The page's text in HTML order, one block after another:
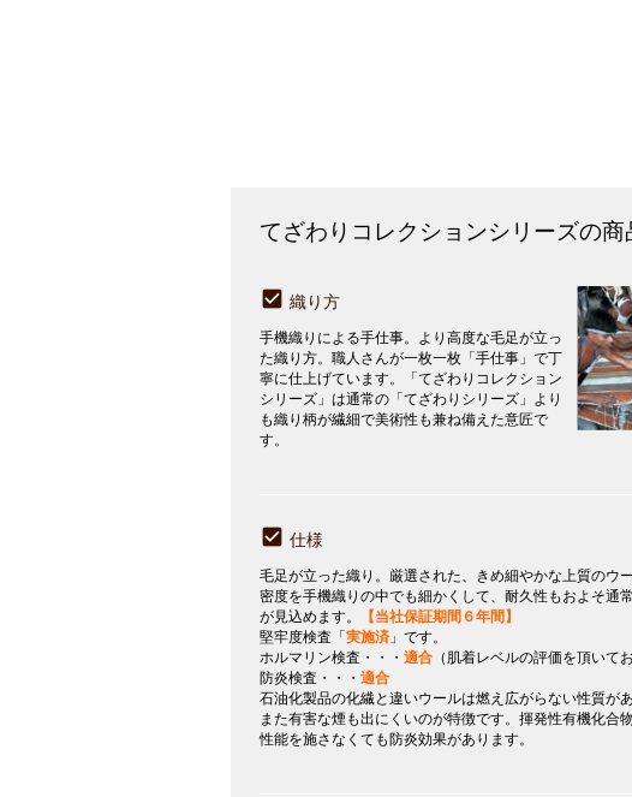
てざわりコレクションシリーズの商
織り方
手機織りによる手仕事。より高度な毛足が立っ
た織り方。職人さんが一枚一枚「手仕事」で丁
寧に仕上げています。「てざわりコレクション
シリーズ」は通常の「てざわりシリーズ」より
も織り柄が繊細で美術性も兼ね備えた意匠で
す。
仕様
毛足が立った織り。厳選された、きめ細やかな上質のウ
密度を手機織りの中でも細かくして、耐久性もおよそ通
が見込めます。
【当社保証期間６年間】
堅牢度検査「実施済 」です。
ホルマリン検査・・・ 適合 （肌着レベルの評価を頂いて
防炎検査・・・ 適合
石油化製品の化繊と違いウールは燃え広がらない性質があ
また有害な煙も出にくいのが特徴です。揮発性有機化合
性能を施さなくても防炎効果があります。